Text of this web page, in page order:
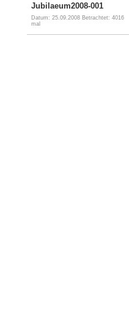
Jubilaeum2008-001
Datum: 25.09.2008 Betrachtet: 4016
mal